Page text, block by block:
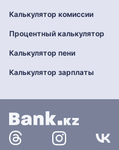
Калькулятор комиссии
Процентный калькулятор
Калькулятор пени
Калькулятор зарплаты